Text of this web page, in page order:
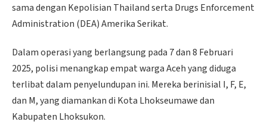
sama dengan Kepolisian Thailand serta Drugs Enforcement
Administration (DEA) Amerika Serikat.
Dalam operasi yang berlangsung pada 7 dan 8 Februari
2025, polisi menangkap empat warga Aceh yang diduga
terlibat dalam penyelundupan ini. Mereka berinisial I, F, E,
dan M, yang diamankan di Kota Lhokseumawe dan
Kabupaten Lhoksukon.